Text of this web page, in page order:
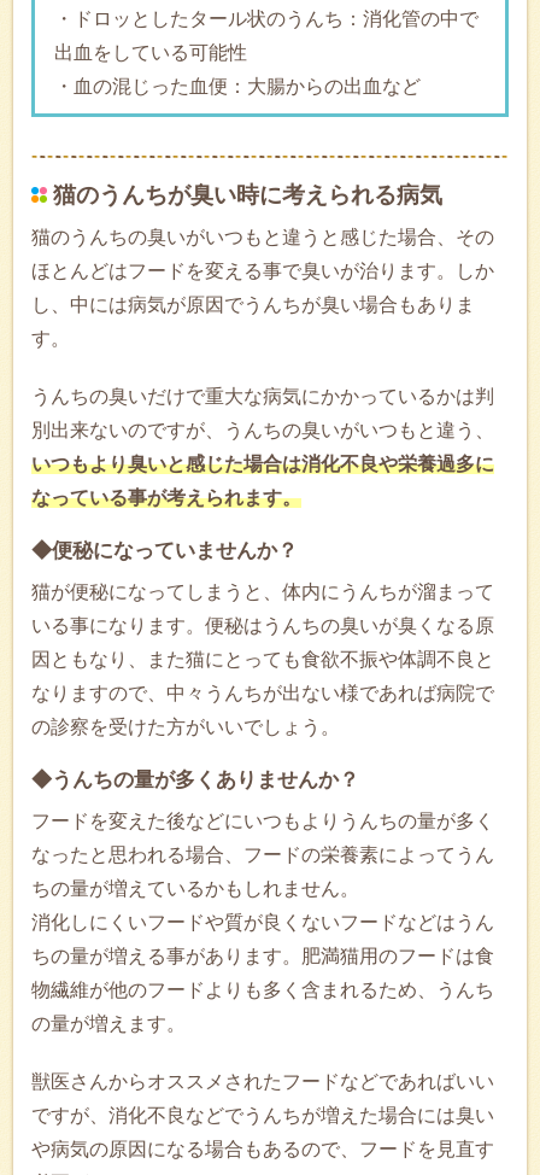
・ドロッとしたタール状のうんち：消化管の中で
出血をしている可能性
・血の混じった血便：大腸からの出血など
猫のうんちが臭い時に考えられる病気
猫のうんちの臭いがいつもと違うと感じた場合、その
ほとんどはフードを変える事で臭いが治ります。しか
し、中には病気が原因でうんちが臭い場合もありま
す。
うんちの臭いだけで重大な病気にかかっているかは判
別出来ないのですが、うんちの臭いがいつもと違う、
いつもより臭いと感じた場合は消化不良や栄養過多に
なっている事が考えられます。
◆便秘になっていませんか？
猫が便秘になってしまうと、体内にうんちが溜まって
いる事になります。便秘はうんちの臭いが臭くなる原
因ともなり、また猫にとっても食欲不振や体調不良と
なりますので、中々うんちが出ない様であれば病院で
の診察を受けた方がいいでしょう。
◆うんちの量が多くありませんか？
フードを変えた後などにいつもよりうんちの量が多く
なったと思われる場合、フードの栄養素によってうん
ちの量が増えているかもしれません。
消化しにくいフードや質が良くないフードなどはうん
ちの量が増える事があります。肥満猫用のフードは食
物繊維が他のフードよりも多く含まれるため、うんち
の量が増えます。
獣医さんからオススメされたフードなどであればいい
ですが、消化不良などでうんちが増えた場合には臭い
や病気の原因になる場合もあるので、フードを見直す